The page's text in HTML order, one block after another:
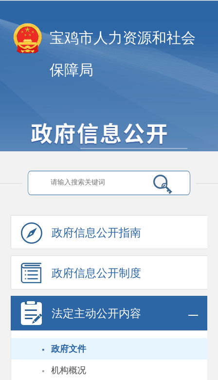
宝鸡市人力资源和社会
保障局
政府信息公开指南
政府信息公开制度
法定主动公开内容
· 政府文件
· 机构概况